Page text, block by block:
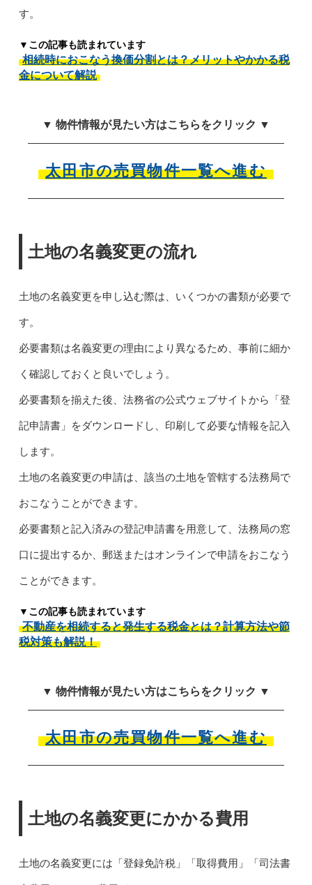
す。
▼この記事も読まれています
相続時におこなう換価分割とは？メリットやかかる税
金について解説
▼ 物件情報が見たい方はこちらをクリック ▼
太田市の売買物件一覧へ進む
土地の名義変更の流れ
土地の名義変更を申し込む際は、いくつかの書類が必要で
す。
必要書類は名義変更の理由により異なるため、事前に細か
く確認しておくと良いでしょう。
必要書類を揃えた後、法務省の公式ウェブサイトから「登
記申請書」をダウンロードし、印刷して必要な情報を記入
します。
土地の名義変更の申請は、該当の土地を管轄する法務局で
おこなうことができます。
必要書類と記入済みの登記申請書を用意して、法務局の窓
口に提出するか、郵送またはオンラインで申請をおこなう
ことができます。
▼この記事も読まれています
不動産を相続すると発生する税金とは？計算方法や節
税対策も解説！
▼ 物件情報が見たい方はこちらをクリック ▼
太田市の売買物件一覧へ進む
土地の名義変更にかかる費用
土地の名義変更には「登録免許税」「取得費用」「司法書